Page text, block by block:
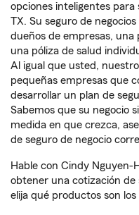
opciones inteligentes para
TX. Su seguro de
dueños de empresas, una
una póliza de salud
Al igual que usted,
pequeñas empresas que
desarrollar un plan de
Sabemos que su negocio
medida en que crezca,
de seguro de negocio
Hable con Cindy Nguyen-
obtener una cotización de
elija qué productos son